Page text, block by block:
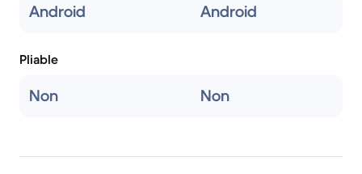
Android Android
Pliable
Non Non